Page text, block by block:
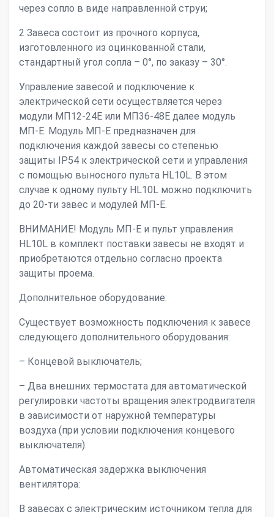
через сопло в виде направленной струи;
2 Завеса состоит из прочного корпуса,
изготовленного из оцинкованной стали,
стандартный угол сопла – 0°, по заказу – 30°.
Управление завесой и подключение к
электрической сети осуществляется через
модули МП12-24Е или МП36-48Е далее модуль
МП-Е. Модуль МП-Е предназначен для
подключения каждой завесы со степенью
защиты IP54 к электрической сети и управления
с помощью выносного пульта HL10L. В этом
случае к одному пульту HL10L можно подключить
до 20-ти завес и модулей МП-Е.
ВНИМАНИЕ! Модуль МП-Е и пульт управления
HL10L в комплект поставки завесы не входят и
приобретаются отдельно согласно проекта
защиты проема.
Дополнительное оборудование:
Существует возможность подключения к завесе
следующего дополнительного оборудования:
– Концевой выключатель;
– Два внешних термостата для автоматической
регулировки частоты вращения электродвигателя
в зависимости от наружной температуры
воздуха (при условии подключения концевого
выключателя).
Автоматическая задержка выключения
вентилятора:
В завесах с электрическим источником тепла для